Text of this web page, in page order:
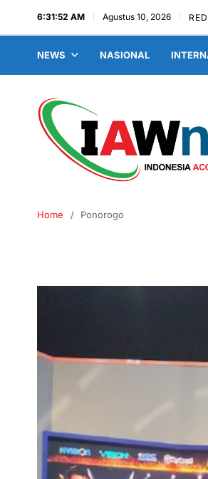
6:31:52 AM Agustus 10, 2026
NEWS NASIONAL
Home Ponorogo